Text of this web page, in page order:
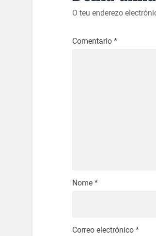
O teu enderezo
Comentario *
Nome *
Correo electrónico *